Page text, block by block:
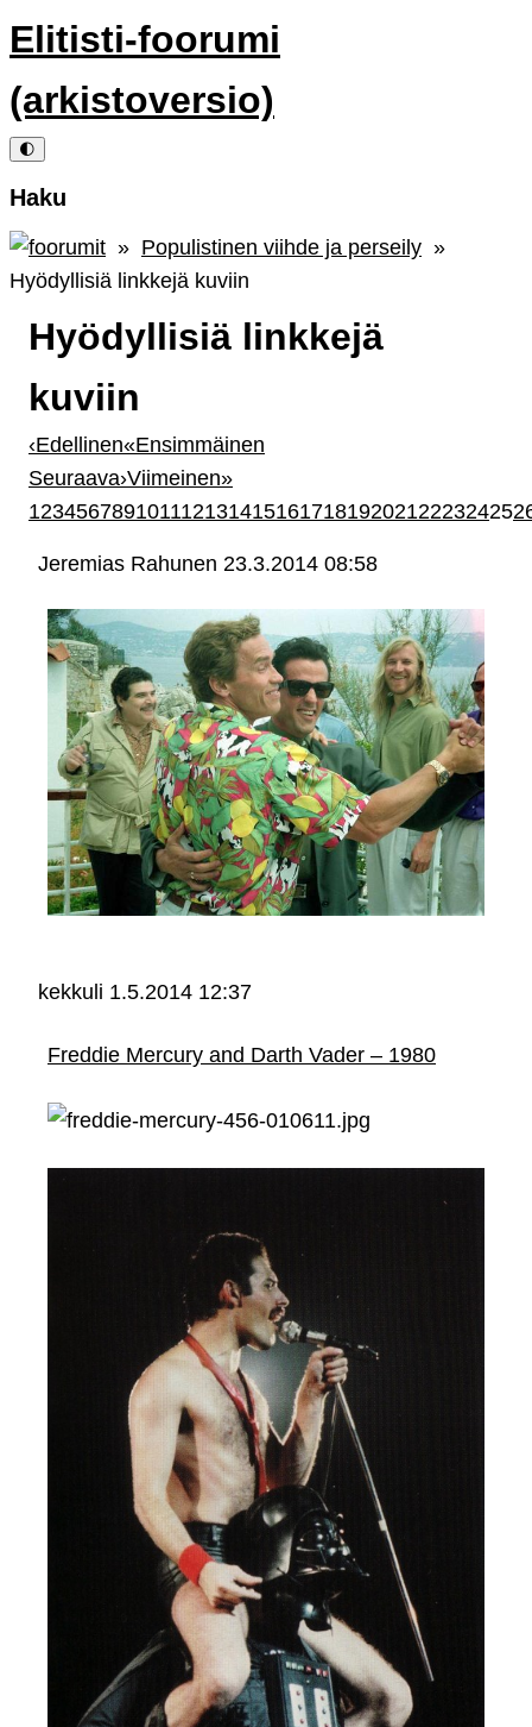
Elitisti-foorumi
(arkistoversio)
🌓
Haku
» Populistinen viihde ja perseily »
Hyödyllisiä linkkejä kuviin
Hyödyllisiä linkkejä
kuviin
‹Edellinen«Ensimmäinen
Seuraava›Viimeinen»
12345678910111213141516171819202122232425
Jeremias Rahunen 23.3.2014 08:58
kekkuli 1.5.2014 12:37
Freddie Mercury and Darth Vader – 1980